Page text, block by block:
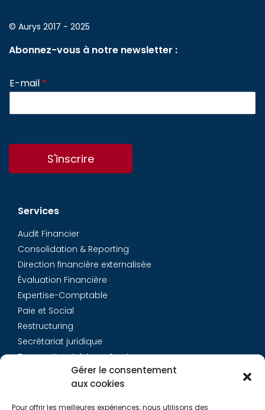
Gérer le consentement
aux cookies
Pour offrir les meilleures expériences, nous utilisons des
© Aurys 2017 - 2025
Abonnez-vous à notre newsletter :
E-mail *
S'inscrire
Services
Audit Financier
Consolidation & Reporting
Direction financière externalisée
Évaluation Financière
Expertise-Comptable
Paie et Social
Restructuring
Secrétariat juridique
Transaction Advisory Services